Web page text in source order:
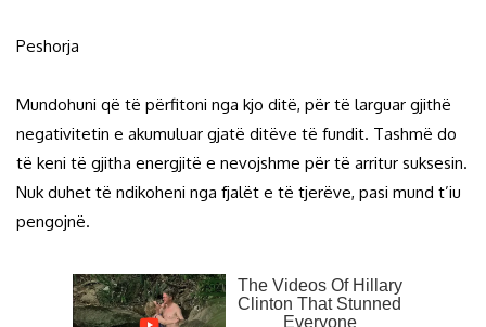
Peshorja
Mundohuni që të përfitoni nga kjo ditë, për të larguar gjithë
negativitetin e akumuluar gjatë ditëve të fundit. Tashmë do
të keni të gjitha energjitë e nevojshme për të arritur suksesin.
Nuk duhet të ndikoheni nga fjalët e të tjerëve, pasi mund t’iu
pengojnë.